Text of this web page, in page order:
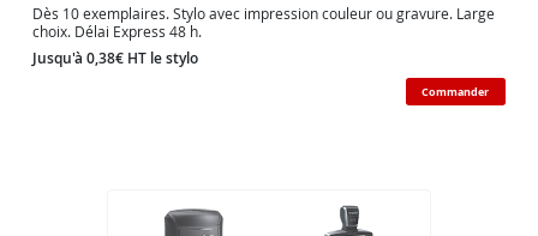
Dès 10 exemplaires. Stylo avec impression couleur ou gravure. Large
choix. Délai Express 48 h.
Jusqu'à 0,38€ HT le stylo
Commander